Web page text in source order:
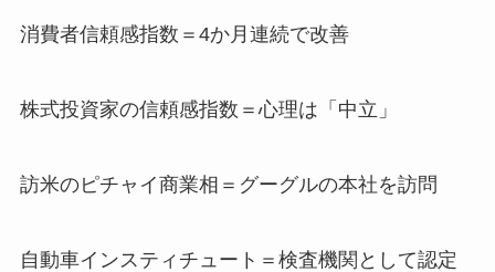
消費者信頼感指数＝4か月連続で改善
株式投資家の信頼感指数＝心理は「中立」
訪米のピチャイ商業相＝グーグルの本社を訪問
自動車インスティチュート＝検査機関として認定